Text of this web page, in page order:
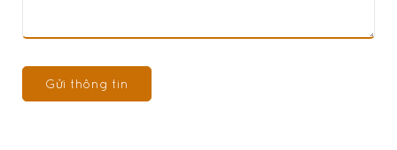
Gửi thông tin